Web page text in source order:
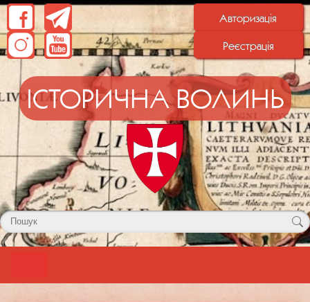
Авторизація
Реєстрація
ІСТОРИЧНА ВОЛИНЬ